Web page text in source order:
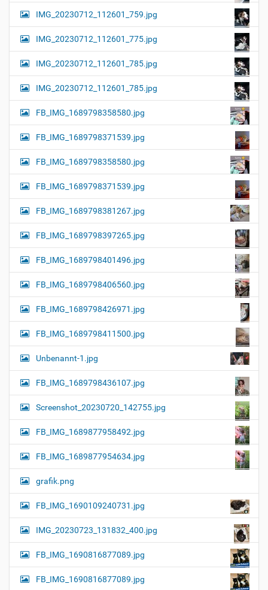
IMG_20230712_112601_759.jpg
IMG_20230712_112601_775.jpg
IMG_20230712_112601_785.jpg
IMG_20230712_112601_785.jpg
FB_IMG_1689798358580.jpg
FB_IMG_1689798371539.jpg
FB_IMG_1689798358580.jpg
FB_IMG_1689798371539.jpg
FB_IMG_1689798381267.jpg
FB_IMG_1689798397265.jpg
FB_IMG_1689798401496.jpg
FB_IMG_1689798406560.jpg
FB_IMG_1689798426971.jpg
FB_IMG_1689798411500.jpg
Unbenannt-1.jpg
FB_IMG_1689798436107.jpg
Screenshot_20230720_142755.jpg
FB_IMG_1689877958492.jpg
FB_IMG_1689877954634.jpg
grafik.png
FB_IMG_1690109240731.jpg
IMG_20230723_131832_400.jpg
FB_IMG_1690816877089.jpg
FB_IMG_1690816877089.jpg